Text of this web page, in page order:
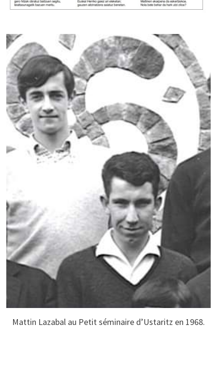
Mattin Lazabal au Petit séminaire d’Ustaritz en 1968.